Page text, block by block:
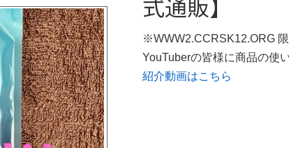
※WWW2.CCRSK12.ORG
YouTuberの皆様に商品の使
紹介動画はこちら